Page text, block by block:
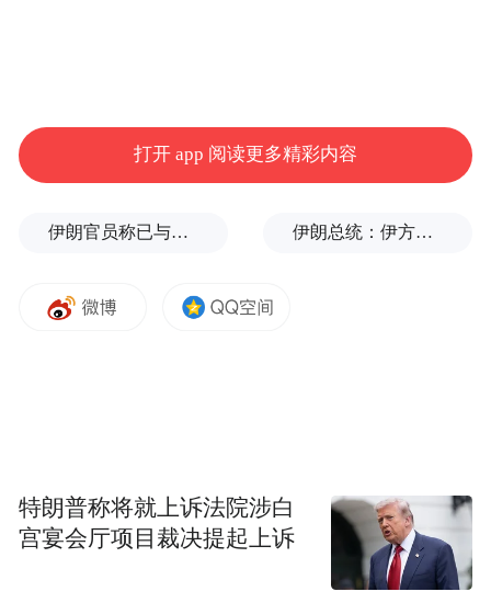
武汉“非遗”流动在城市血脉中
“吃一碗蔡林记热干面，芝麻酱的香气里飘散
游客一碗热干面下肚后表示， “本来以为非遗
非凡的历史街区，到风景如画的旅游景区，
再到藏在街头的非遗博物馆，非遗在武汉以
多样的形式展现着其独特魅力。在这里，非
打开 app 阅读更多精彩内容
伊朗官员称已与阿曼就霍尔木兹海峡通行问题明确总体框架 伊朗总统：伊方未在涉谅解备忘录的谈判中作任何让步
特朗普称将就上诉法院涉白
宫宴会厅项目裁决提起上诉